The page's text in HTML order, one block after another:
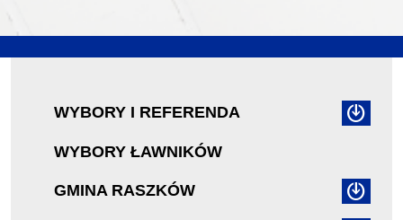
WYBORY I REFERENDA
WYBORY ŁAWNIKÓW
GMINA RASZKÓW